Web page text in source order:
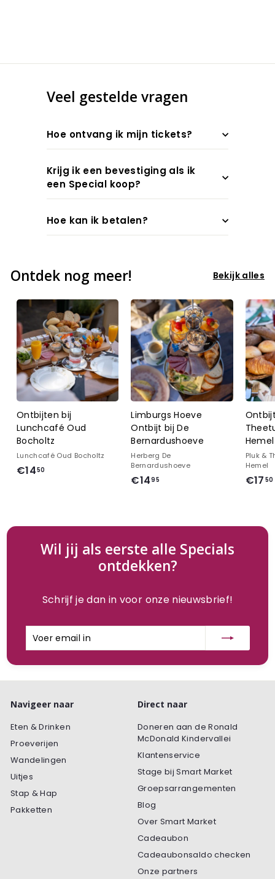
Veel gestelde vragen
Hoe ontvang ik mijn tickets?
Krijg ik een bevestiging als ik
een Special koop?
Hoe kan ik betalen?
Ontdek nog meer! Bekijk alles
Ontbijten bij
Lunchcafé Oud
Bocholtz
Lunchcafé Oud Bocholtz
€1450
5
0
Limburgs Hoeve
Ontbijt bij De
Bernardushoeve
Herberg De
Bernardushoeve
€1495
,
5
Pluk &
Hemel
€17 50
Wil jij als eerste alle Specials
ontdekken?
Schrijf je dan in voor onze nieuwsbrief!
Navigeer naar
Eten & Drinken
Proeverijen
Wandelingen
Uitjes
Stap & Hap
Pakketten
Direct naar
Doneren aan de Ronald
McDonald Kindervallei
Klantenservice
Stage bij Smart Market
Groepsarrangementen
Blog
Over Smart Market
Cadeaubon
Cadeaubonsaldo checken
Onze partners